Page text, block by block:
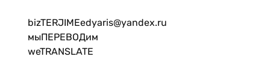
bizTERJIMEedyaris@yandex.ru
мыПЕРЕВОДим
weTRANSLATE